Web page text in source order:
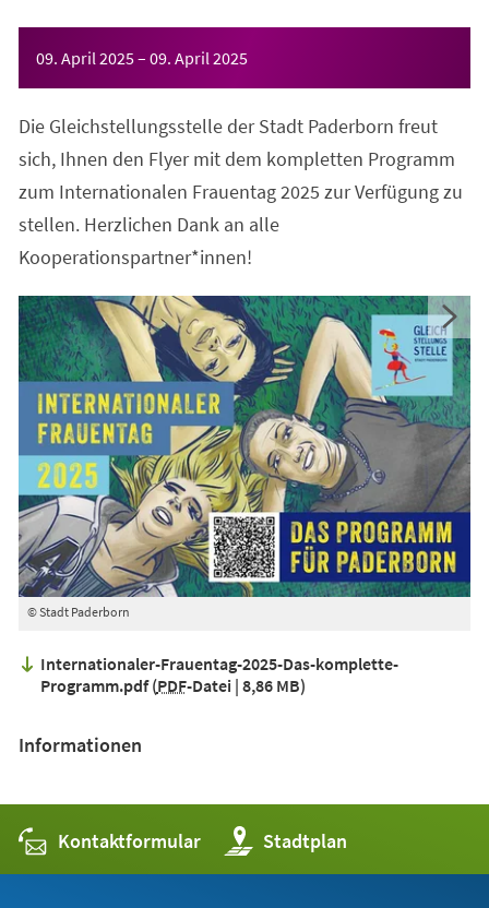
09. April 2025– 09. April 2025
Die Gleichstellungsstelle der Stadt Paderborn freut
sich, Ihnen den Flyer mit dem kompletten Programm
zum Internationalen Frauentag 2025 zur Verfügung zu
stellen. Herzlichen Dank an alle
Kooperationspartner*innen!
© Stadt Paderborn
Internationaler-Frauentag-2025-Das-komplette-
Programm.pdf PDF-Datei 8,86 MB
Informationen
Kontaktformular Stadtplan
(Öffnet
in
einem